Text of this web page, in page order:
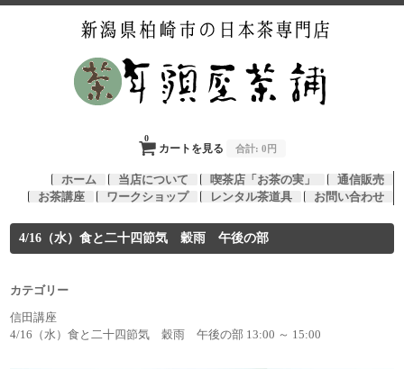
カートを見る
0
合計: 0円
ホーム 当店について 喫茶店「お茶の実」
通信販売
お茶講座
ワークショップ レンタル茶道具 お問い合わせ
4/16（水）食と二十四節気 穀雨 午後の部
カテゴリー
信田講座
4/16（水）食と二十四節気 穀雨 午後の部 13:00 ～ 15:00